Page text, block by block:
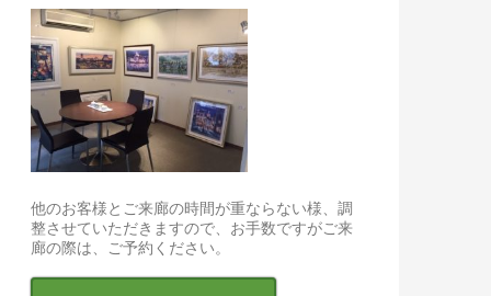
他のお客様とご来廊の時間が重ならない様、調
整させていただきますので、お手数ですがご来
廊の際は、ご予約ください。